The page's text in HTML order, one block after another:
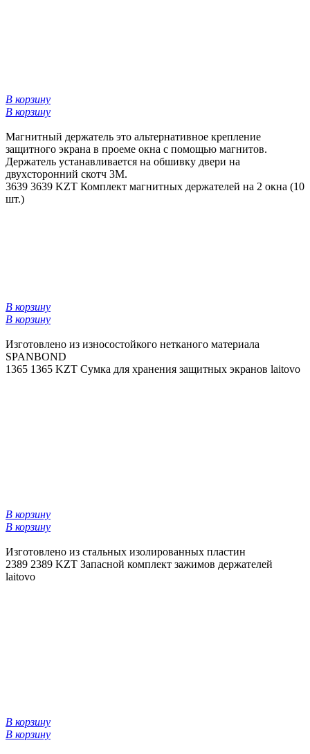
В корзину
В корзину
Магнитный держатель это альтернативное крепление
защитного экрана в проеме окна с помощью магнитов.
Держатель устанавливается на обшивку двери на
двухсторонний скотч 3М.
3639 3639 KZT Комплект магнитных держателей на 2 окна (10
шт.)
В корзину
В корзину
Изготовлено из износостойкого нетканого материала
SPANBOND
1365 1365 KZT Сумка для хранения защитных экранов laitovo
В корзину
В корзину
Изготовлено из стальных изолированных пластин
2389 2389 KZT Запасной комплект зажимов держателей
laitovo
В корзину
В корзину